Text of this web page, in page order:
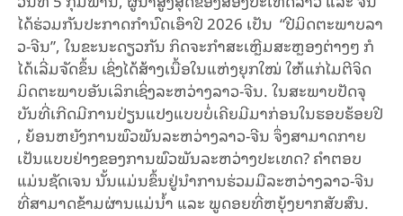
ໄດ້​ຮ່ວມ​ກັນ​ປະ​ກາດ​ກຳ​ນົດ​ເອົາ​ປີ 2026 ເປັນ “​ປີມິດ​ຕະ​ພາບ​ລາ​
ວ-ຈີນ”​, ໃນ​ຂະ​ນະ​ດຽວ​ກັນ ກິດ​ຈະ​ກຳ​ສະ​ເຫຼີມ​ສະຫຼອງ​ຕ່າງໆ ​ກໍ​
ໄດ້​ເລີ່ມຈັດຂຶ້ນ​ ເຊິ່ງ​ໄດ້​ສ້າ​ງ​ເນື້ອ​ໃນ​ແຫ່ງ​ຍຸ​ກ​ໃໝ່ ​ໃຫ້​ແກ່​ໄມ​ຕີ​ຈິດ​
ມິດ​ຕະ​ພາບ​ອັນ​ເລິກ​ເຊິ່ງ​ລະ​ຫວ່າງ​ລາວ-ຈີນ. ໃນ​ສະພາບປັດ​ຈຸ​
ບັນ​ທີ່​ເກີດ​ມີ​ການ​ປ່ຽນ​ແປງແບບ​ບໍ່​ເຄີຍ​ມີ​ມາ​ກ່ອນໃນ​ຮອບ​ຮ້ອຍ​ປີ​
, ຍ້ອນ​ຫຍັງ​ການ​ພົວ​ພັນລະຫວ່າງ​ລາວ-ຈີນ​ ຈຶ່ງ​ສາ​ມາດ​ກາຍ​
ເປັນ​ແບບ​ຢ່າງຂອງ​ການ​ພົວ​ພັນ​ລະ​ຫວ່າງ​ປະ​ເທດ​? ຄຳ​ຕອບ
ແມ່ນຊັດເຈນ ນັ້ນແມ່ນ​ຂຶ້ນ​ຢູ່​ນຳ​ການ​ຮ່ວມ​ມື​ລະ​ຫວ່າງ​ລາວ-ຈີນ ​
ທີ່ສາມາດ​ຂ້າມ​ຜ່ານ​ແມ່​ນ້ຳ ແລະ ພູ​ດອຍທີ່ຫຍຸ້ງຍາກສັບສົນ.